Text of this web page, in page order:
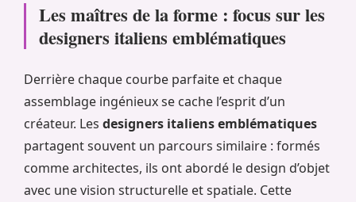
Les maîtres de la forme : focus sur les
designers italiens emblématiques
Derrière chaque courbe parfaite et chaque
assemblage ingénieux se cache l’esprit d’un
créateur. Les designers italiens emblématiques
partagent souvent un parcours similaire : formés
comme architectes, ils ont abordé le design d’objet
avec une vision structurelle et spatiale. Cette